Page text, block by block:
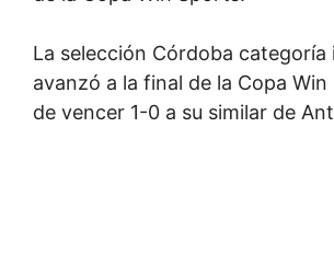
La selección Córdoba
avanzó a la final de la Copa
de vencer 1-0 a su similar de